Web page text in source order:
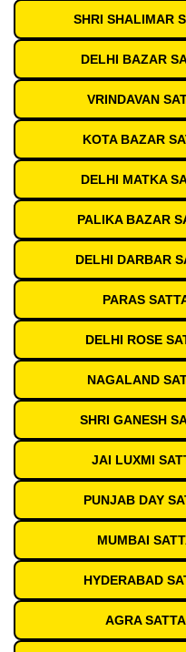
SHRI SHALIMAR
DELHI BAZAR
VRINDAVAN
KOTA BAZAR
DELHI MATKA
PALIKA BAZAR
DELHI DARBAR
PARAS
DELHI ROSE
NAGALAND
SHRI GANESH
JAI LUXMI
PUNJAB DAY
MUMBAI
HYDERABAD
AGRA